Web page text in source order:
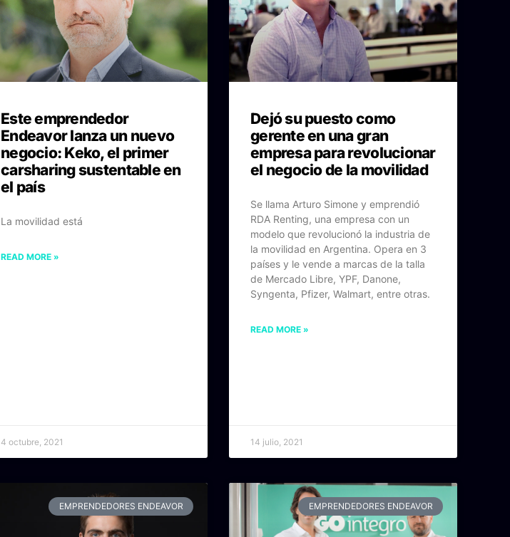
Este emprendedor
Endeavor lanza un nuevo
negocio: Keko, el primer
carsharing sustentable en
el país
La movilidad está
READ MORE »
4 octubre, 2021
Dejó su puesto como
gerente en una gran
empresa para revolucionar
el negocio de la movilidad
Se llama Arturo Simone y emprendió
RDA Renting, una empresa con un
modelo que revolucionó la industria de
la movilidad en Argentina. Opera en 3
países y le vende a marcas de la talla
de Mercado Libre, YPF, Danone,
Syngenta, Pfizer, Walmart, entre otras.
READ MORE »
14 julio, 2021
EMPRENDEDORES ENDEAVOR EMPRENDEDORES ENDEAVOR